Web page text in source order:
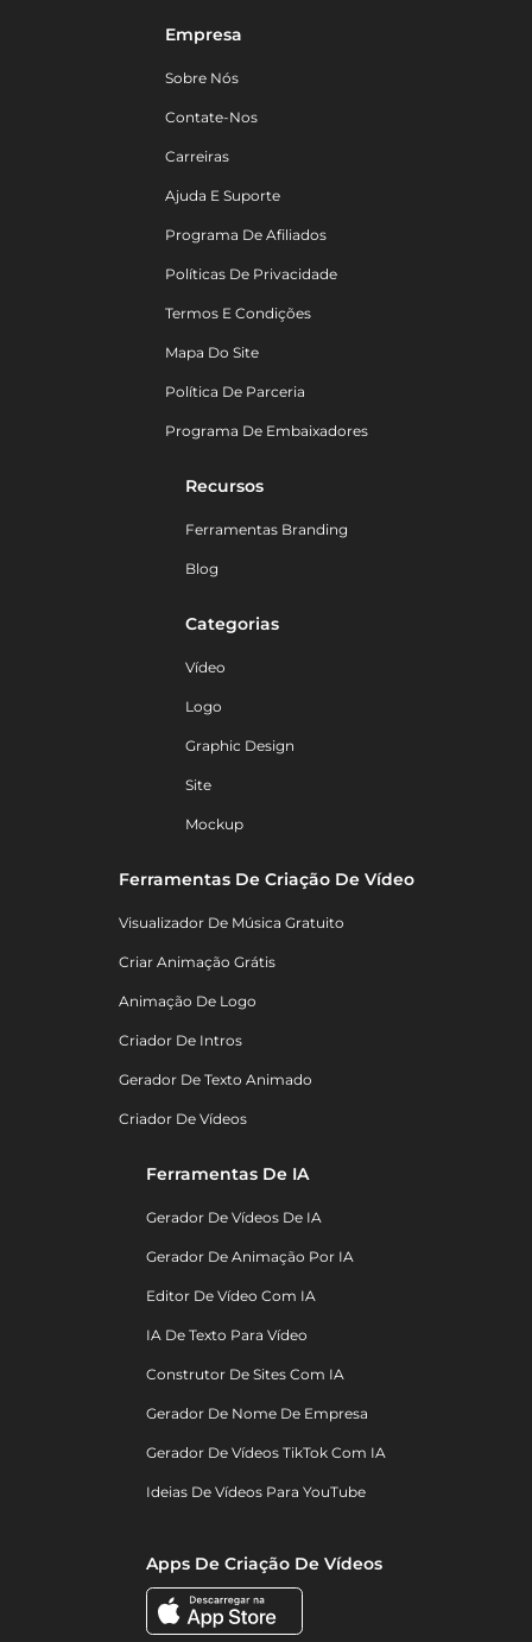
Empresa
Sobre Nós
Contate-Nos
Carreiras
Ajuda E Suporte
Programa De Afiliados
Políticas De Privacidade
Termos E Condições
Mapa Do Site
Política De Parceria
Programa De Embaixadores
Recursos
Ferramentas Branding
Blog
Categorias
Vídeo
Logo
Graphic Design
Site
Mockup
Ferramentas De Criação De Vídeo
Visualizador De Música Gratuito
Criar Animação Grátis
Animação De Logo
Criador De Intros
Gerador De Texto Animado
Criador De Vídeos
Ferramentas De IA
Gerador De Vídeos De IA
Gerador De Animação Por IA
Editor De Vídeo Com IA
IA De Texto Para Vídeo
Construtor De Sites Com IA
Gerador De Nome De Empresa
Gerador De Vídeos TikTok Com IA
Ideias De Vídeos Para YouTube
Apps De Criação De Vídeos